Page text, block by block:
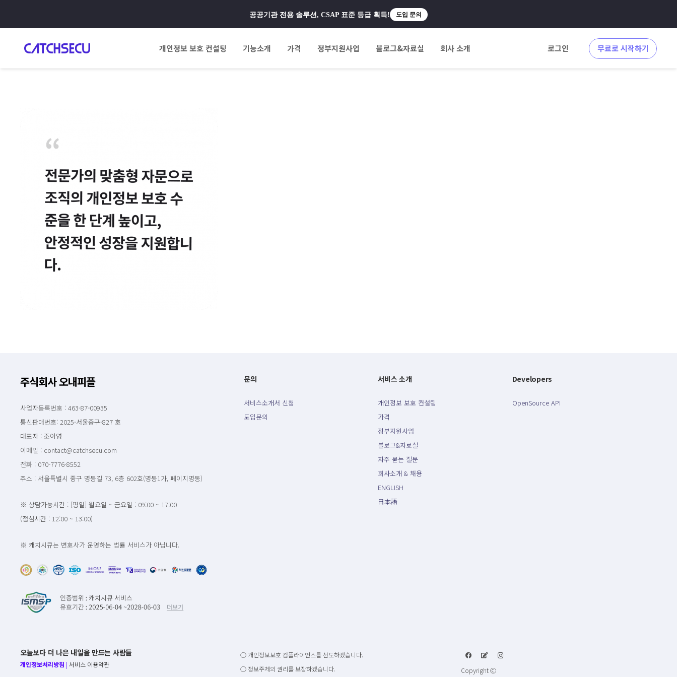
공공기관 전용 솔루션, CSAP 표준 등급 획득! 도입 문의
개인정보 보호 컨설팅 기능소개 가격 정부지원사업 블로그&자료실 회사 소개 로그인 무료로 시작하기
주식회사 오내피플
사업자등록번호 : 463-87-00935
통신판매번호: 2025-서울중구-827 호
대표자 : 조아영
이메일 : contact@catchsecu.com
전화 : 070-7776-8552
주소 : 서울특별시 중구 명동길 73, 6층 602호(명동1가, 페이지명동)
※ 상담가능시간 : [평일] 월요일 ~ 금요일 : 09:00 ~ 17:00
(점심시간 : 12:00 ~ 13:00)
※ 캐치시큐는 변호사가 운영하는 법률 서비스가 아닙니다.
문의
서비스소개서 신청
도입문의
서비스 소개
개인정보 보호 컨설팅
가격
정부지원사업
블로그&자료실
자주 묻는 질문
회사소개 & 채용
ENGLISH
日本語
Developers
OpenSource API
오늘보다 더 나은 내일을 만드는 사람들
개인정보처리방침 | 서비스 이용약관
○ 개인정보보호 컴플라이언스를 선도하겠습니다.
○ 정보주체의 권리를 보장하겠습니다.
Copyright Ⓒ